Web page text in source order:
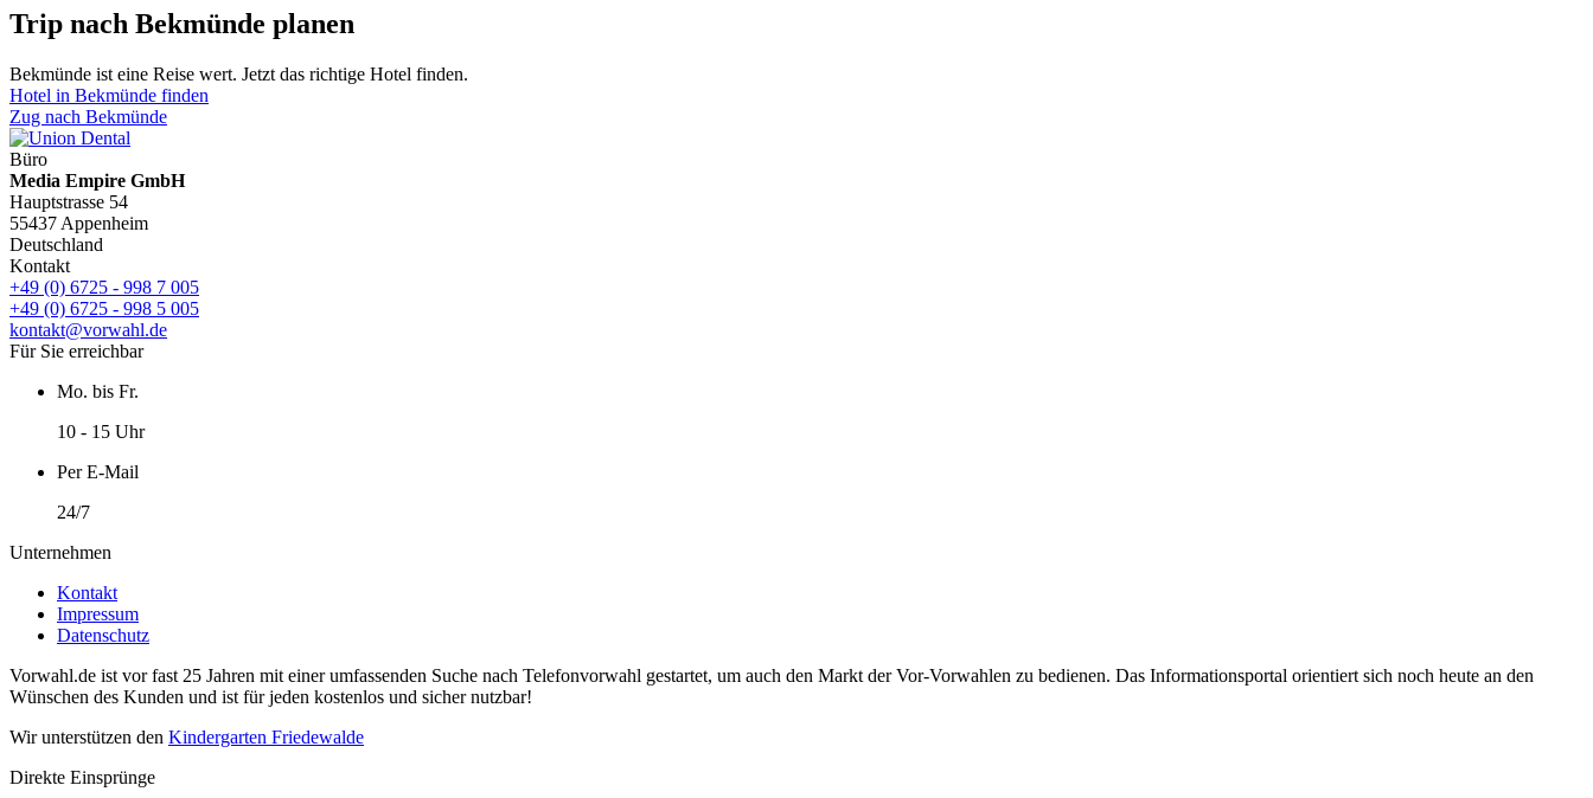
Trip nach Bekmünde planen
Bekmünde ist eine Reise wert. Jetzt das richtige Hotel finden.
Hotel in Bekmünde finden
Zug nach Bekmünde
Büro
Media Empire GmbH
Hauptstrasse 54
55437 Appenheim
Deutschland
Kontakt
+49 (0) 6725 - 998 7 005
+49 (0) 6725 - 998 5 005
kontakt@vorwahl.de
Für Sie erreichbar
Mo. bis Fr.
10 - 15 Uhr
Per E-Mail
24/7
Unternehmen
Kontakt
Impressum
Datenschutz
Vorwahl.de ist vor fast 25 Jahren mit einer umfassenden Suche nach Telefonvorwahl gestartet, um auch den Markt der Vor-Vorwahlen zu bedienen. Das Informationsportal orientiert sich noch heute an den
Wünschen des Kunden und ist für jeden kostenlos und sicher nutzbar!
Wir unterstützen den Kindergarten Friedewalde
Direkte Einsprünge